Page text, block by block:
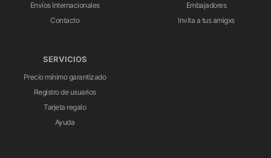
Envíos Internacionales
Contacto
Embajadores
Invita a tus amigxs
SERVICIOS
Precio mínimo garantizado
Registro de usuarios
Tarjeta regalo
Ayuda